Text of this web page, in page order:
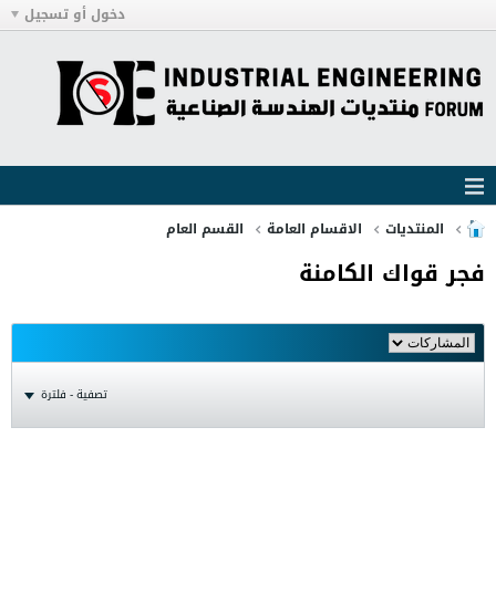
دخول أو تسجيل
المنتديات الاقسام العامة القسم العام
فجر قواك الكامنة
تصفية - فلترة